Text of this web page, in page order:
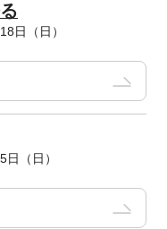
日（日）
（日）